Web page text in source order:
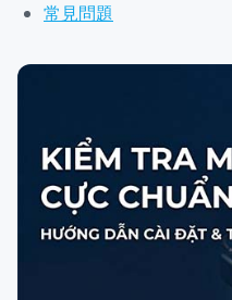
常見問題